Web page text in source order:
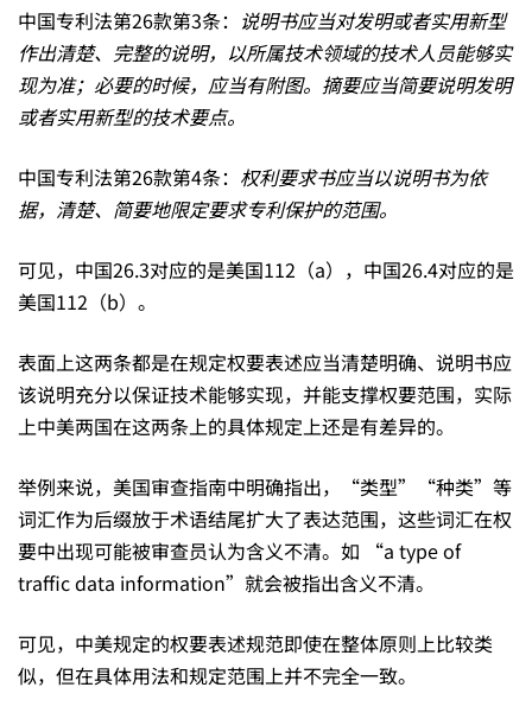
专
利
授
权
容
易
忽
略
的
中国专利法第26款第3条： 说明书应当对发明或者实用新型
作出清楚、完整的说明，以所属技术领域的技术人员能够实
现为准；必要的时候，应当有附图。摘要应当简要说明发明
或者实用新型的技术要点。
中国专利法第26款第4条： 权利要求书应当以说明书为依
据，清楚、简要地限定要求专利保护的范围。
可见，中国26.3对应的是美国112（a），中国26.4对应的是
美国112（b）。
表面上这两条都是在规定权要表述应当清楚明确、说明书应
该说明充分以保证技术能够实现，并能支撑权要范围，实际
上中美两国在这两条上的具体规定上还是有差异的。
举例来说，美国审查指南中明确指出，“类型”“种类”等
词汇作为后缀放于术语结尾扩大了表达范围，这些词汇在权
要中出现可能被审查员认为含义不清。如 “a type of
traffic data information”就会被指出含义不清。
可见，中美规定的权要表述规范即使在整体原则上比较类
似，但在具体用法和规定范围上并不完全一致。